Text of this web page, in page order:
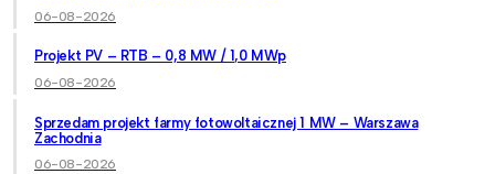
06-08-2026
Projekt PV – RTB – 0,8 MW / 1,0 MWp
06-08-2026
Sprzedam projekt farmy fotowoltaicznej 1 MW – Warszawa
Zachodnia
06-08-2026